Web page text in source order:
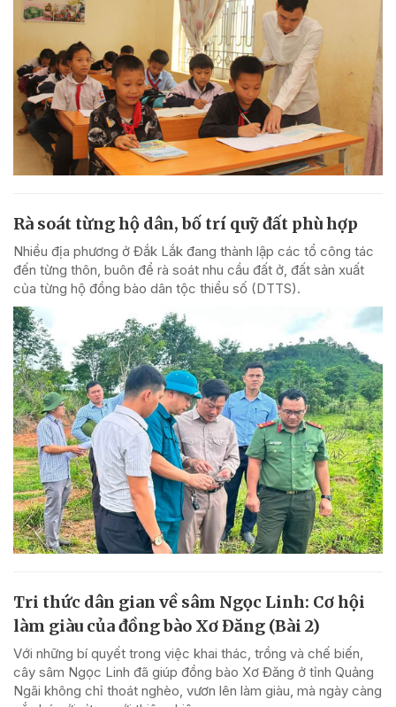
Rà soát từng hộ dân, bố trí quỹ đất phù hợp
Nhiều địa phương ở Đắk Lắk đang thành lập các tổ công tác
đến từng thôn, buôn để rà soát nhu cầu đất ở, đất sản xuất
của từng hộ đồng bào dân tộc thiểu số (DTTS).
Tri thức dân gian về sâm Ngọc Linh: Cơ hội
làm giàu của đồng bào Xơ Đăng (Bài 2)
Với những bí quyết trong việc khai thác, trồng và chế biến,
cây sâm Ngọc Linh đã giúp đồng bào Xơ Đăng ở tỉnh Quảng
Ngãi không chỉ thoát nghèo, vươn lên làm giàu, mà ngày càng